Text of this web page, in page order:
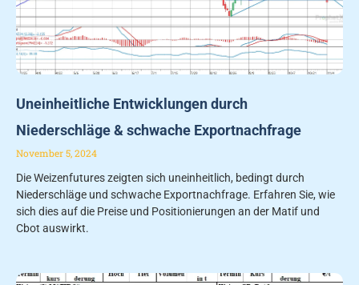
Uneinheitliche Entwicklungen durch
Niederschläge & schwache Exportnachfrage
November 5, 2024
Die Weizenfutures zeigten sich uneinheitlich, bedingt durch
Niederschläge und schwache Exportnachfrage. Erfahren Sie, wie
sich dies auf die Preise und Positionierungen an der Matif und
Cbot auswirkt.